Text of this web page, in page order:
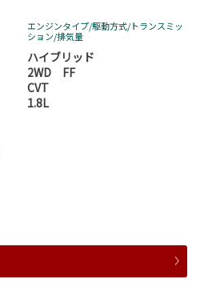
エンジンタイプ/駆動方式/トランスミッ
ション/排気量
ハイブリッド
2WD FF
CVT
1.8L